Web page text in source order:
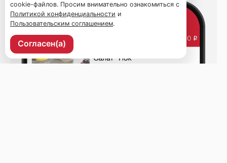
cookie-файлов. Просим внимательно ознакомиться с
Политикой конфиденциальности и
Пользовательским соглашением.
Согласен(а)